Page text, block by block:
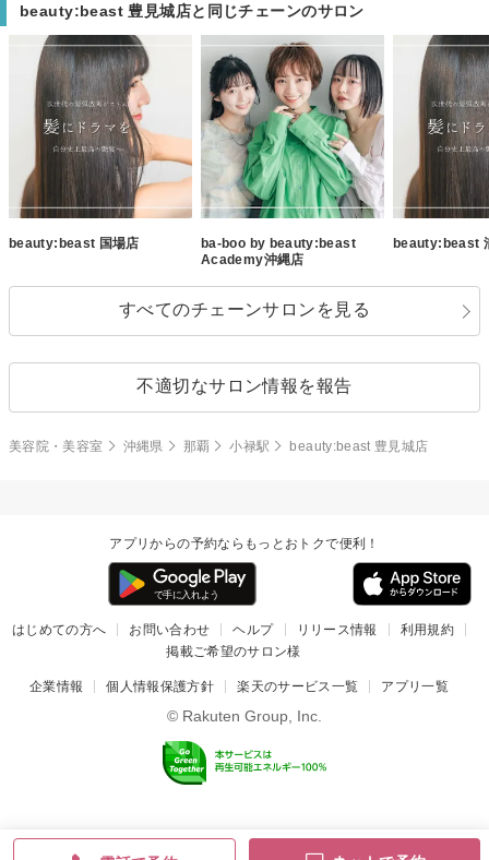
beauty:beast 豊見城店と同じチェーンのサロン
beauty:beast 国場店
ba-boo by beauty:beast
Academy沖縄店
beauty:beast
すべてのチェーンサロンを見る
不適切なサロン情報を報告
美容院・美容室 沖縄県 那覇 小禄駅 beauty:beast 豊見城店
アプリからの予約ならもっとおトクで便利！
はじめての方へ お問い合わせ ヘルプ リリース情報
利用規約
掲載ご希望のサロン様
企業情報 個人情報保護方針 楽天のサービス一覧 アプリ一覧
© Rakuten Group, Inc.